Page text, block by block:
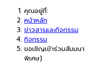
คุณอยู่ที่:
หน้าหลัก
ข่าวสารและกิจกรรม
กิจกรรม
ขอเชิญเข้าร่วมสัมมน
พิเศษ)